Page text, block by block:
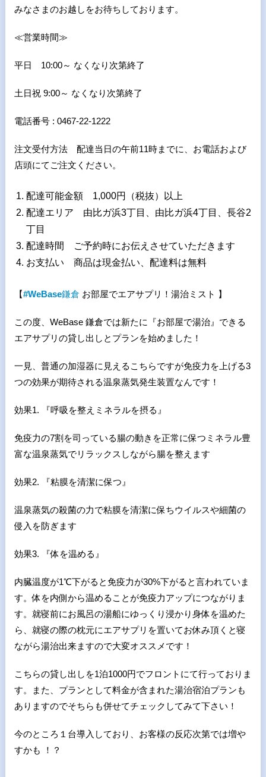
みなさまのお越しをお待ちしております。
≪営業時間≫
平日 10:00～ なくなり次第終了
土日祝 9:00～ なくなり次第終了
電話番号 : 0467-22-1222
注文受付方法 配達当日の午前11時までに、お電話および
店頭にてご注文ください。
配達可能金額 1,000円（税抜）以上
配達エリア 由比ガ浜3丁目、由比ガ浜4丁目、長谷2
丁目
配達時間 ご予約時にお伝えさせていただきます
お支払い 商品は現金払い、配達料は無料
【#WeBase鎌倉 お部屋でエアサプリ！湯治ミスト 】
この度、WeBase 鎌倉では新たに『お部屋で湯治』できる
エアサプリの貸し出しとプランを始めました！
一見、普通の加湿器に見えるこちらですが免疫力を上げる3
つの効果が期待される温泉蒸気発生装置なんです！
効果1. 『呼吸を整えミネラルを摂る』
免疫力の7割を司っている腸の動きを正常に保つミネラル豊
富な温泉蒸気でリラックスしながら腸を整えます
効果2. 『粘膜を清潔に保つ』
温泉蒸気の殺菌の力で粘膜を清潔に保ちウイルスや細菌の
侵入を防ぎます
効果3. 『体を温める』
内臓温度が1℃下がると免疫力が30%下がると言われていま
す。体を内側から温めることが免疫力アップにつながりま
す。就寝前にお風呂の湯船にゆっくり浸かり身体を温めた
ら、就寝の際の枕元にエアサプリを置いてお休み頂くと寝
ながら湯治出来ますので大変オススメです！
こちらの貸し出しを1泊1000円でフロントにて行っておりま
す。また、プランとして料金が含まれた湯治宿泊プランも
ありますのでそちらも併せてチェックしてみて下さい！
今のところ１台導入しており、お客様の反応次第では増や
すかも ！？